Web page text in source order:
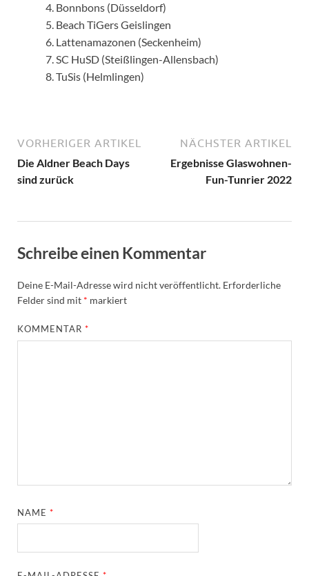
Bonnbons (Düsseldorf)
Beach TiGers Geislingen
Lattenamazonen (Seckenheim)
SC HuSD (Steißlingen-Allensbach)
TuSis (Helmlingen)
VORHERIGER ARTIKEL
Die Aldner Beach Days
sind zurück
NÄCHSTER ARTIKEL
Ergebnisse Glaswohnen-
Fun-Tunrier 2022
Schreibe einen Kommentar
Deine E-Mail-Adresse wird nicht veröffentlicht. Erforderliche
Felder sind mit * markiert
KOMMENTAR*
NAME*